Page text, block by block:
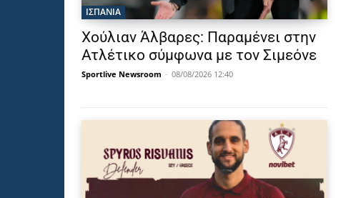
ΙΣΠΑΝΙΑ
Χούλιαν Άλβαρες: Παραμένει στην
Ατλέτικο σύμφωνα με τον Σιμεόνε
Sportlive Newsroom - 08/08/2026 12:40